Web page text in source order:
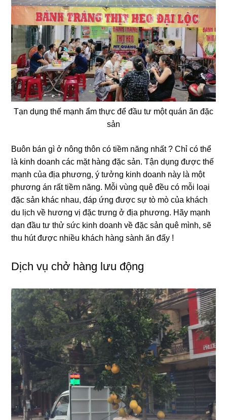
Tạn dụng thế mạnh ẩm thực để đầu tư một quán ăn đặc
sản
Buôn bán gì ở nông thôn có tiềm năng nhất ? Chỉ có thể
là kinh doanh các mặt hàng đặc sản. Tận dụng được thế
mạnh của địa phương, ý tưởng kinh doanh này là một
phương án rất tiềm năng. Mỗi vùng quê đều có mỗi loại
đặc sản khác nhau, đáp ứng được sự tò mò của khách
du lịch về hương vị đặc trưng ở địa phương. Hãy mạnh
dạn đầu tư thử sức kinh doanh về đặc sản quê mình, sẽ
thu hút được nhiều khách hàng sành ăn đấy !
Dịch vụ chở hàng lưu động